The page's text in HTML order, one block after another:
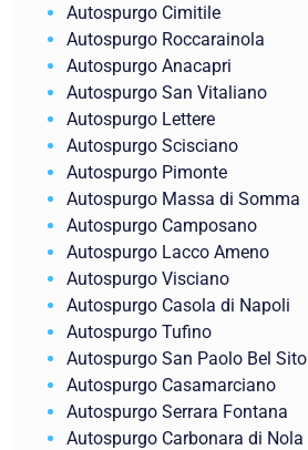
Autospurgo Cimitile
Autospurgo Roccarainola
Autospurgo Anacapri
Autospurgo San Vitaliano
Autospurgo Lettere
Autospurgo Scisciano
Autospurgo Pimonte
Autospurgo Massa di Somma
Autospurgo Camposano
Autospurgo Lacco Ameno
Autospurgo Visciano
Autospurgo Casola di Napoli
Autospurgo Tufino
Autospurgo San Paolo Bel Sito
Autospurgo Casamarciano
Autospurgo Serrara Fontana
Autospurgo Carbonara di Nola